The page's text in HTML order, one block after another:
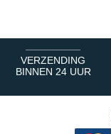
VERZENDING
BINNEN 24 UUR